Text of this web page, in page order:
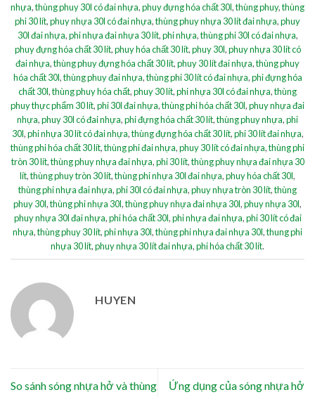
nhựa,thùng phuy 30l có đai nhựa,phuy đựng hóa chất 30l,thùng phuy,thùng
phi 30 lít,phuy nhựa 30l có đai nhựa,thùng phuy nhựa 30 lít đai nhựa,phuy
30l đai nhựa,phi nhựa đai nhựa 30 lít,phi nhựa,thùng phi 30l có đai nhựa,
phuy đựng hóa chất 30 lít,phuy hóa chất 30 lít,phuy 30l,phuy nhựa 30 lít có
đai nhựa,thùng phuy đựng hóa chất 30 lít,phuy 30 lít đai nhựa,thùng phuy
hóa chất 30l,thùng phuy đai nhựa,thùng phi 30 lít có đai nhựa,phi đựng hóa
chất 30l,thùng phuy hóa chất,phuy 30 lít,phi nhựa 30l có đai nhựa,thùng
phuy thực phẩm 30 lít,phi 30l đai nhựa,thùng phi hóa chất 30l,phuy nhựa đai
nhựa,phuy 30l có đai nhựa,phi đựng hóa chất 30 lít,thùng phuy nhựa,phi
30l,phi nhựa 30 lít có đai nhựa,thùng đựng hóa chất 30 lít,phi 30 lít đai nhựa,
thùng phi hóa chất 30 lít,thùng phi đai nhựa,phuy 30 lít có đai nhựa,thùng phi
tròn 30 lít,thùng phuy nhựa đai nhựa,phi 30 lít,thùng phuy nhựa đai nhựa 30
lít,thùng phuy tròn 30 lít,thùng phi nhựa 30l đai nhựa,phuy hóa chất 30l,
thùng phi nhựa đai nhựa,phi 30l có đai nhựa,phuy nhựa tròn 30 lít,thùng
phuy 30l,thùng phi nhựa 30l,thùng phuy nhựa đai nhựa 30l,phuy nhựa 30l,
phuy nhựa 30l đai nhựa,phi hóa chất 30l,phi nhựa đai nhựa,phi 30 lít có đai
nhựa,thùng phuy 30 lít,phi nhựa 30l,thùng phi nhựa đai nhựa 30l,thung phi
nhựa 30 lít,phuy nhựa 30 lít đai nhựa,phi hóa chất 30 lít.
HUYEN
So sánh sóng nhựa hở và thùng
Ứng dụng của sóng nhựa hở